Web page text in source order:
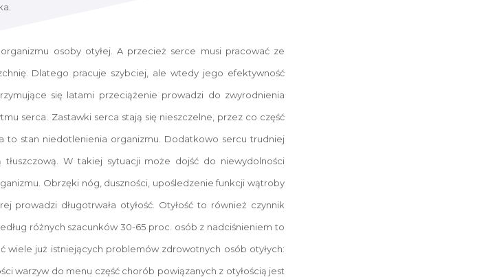
osoby otyłej. A przecież serce musi pracować ze
Dlatego pracuje szybciej, ale wtedy jego efektywność
się latami przeciążenie prowadzi do zwyrodnienia
serca. Zastawki serca stają się nieszczelne, przez co część
to stan niedotlenienia organizmu. Dodatkowo sercu trudniej
W takiej sytuacji może dojść do niewydolności
Obrzęki nóg, duszności, upośledzenie funkcji wątroby
długotrwała otyłość. Otyłość to również czynnik
różnych szacunków 30-65 proc. osób z nadciśnieniem to
wiele już istniejących problemów zdrowotnych osób otyłych:
warzyw do menu część chorób powiązanych z otyłością jest